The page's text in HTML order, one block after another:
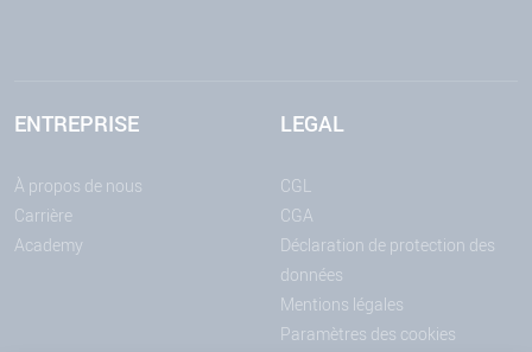
ENTREPRISE
À propos de nous
Carrière
Academy
LEGAL
CGL
CGA
Déclaration de protection des
données
Mentions légales
Paramètres des cookies